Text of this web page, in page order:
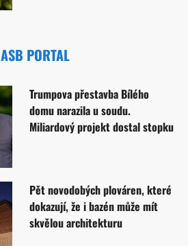
ASB PORTAL
Trumpova přestavba Bílého
domu narazila u soudu.
Miliardový projekt dostal stopku
Pět novodobých plováren, které
dokazují, že i bazén může mít
skvělou architekturu